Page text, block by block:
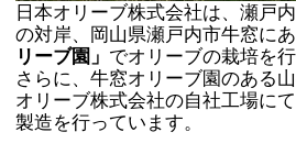
日本オリーブ株式会社は、瀬戸
の対岸、岡山県瀬戸内市牛窓に
リーブ園」 でオリーブの栽培を行
さらに、牛窓オリーブ園のある
オリーブ株式会社の自社工場に
製造を行っています。